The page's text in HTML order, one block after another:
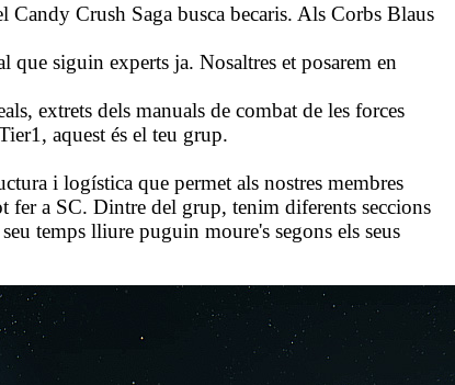
Candy Crush Saga busca becaris. Als Corbs Blaus
que siguin experts ja. Nosaltres et posarem en
extrets dels manuals de combat de les forces
aquest és el teu grup.
i logística que permet als nostres membres
fer a SC. Dintre del grup, tenim diferents seccions
temps lliure puguin moure's segons els seus